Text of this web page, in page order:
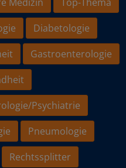
Diabetologie
Gastroenterologie
Psychiatrie
Pneumologie
Rechtssplitter